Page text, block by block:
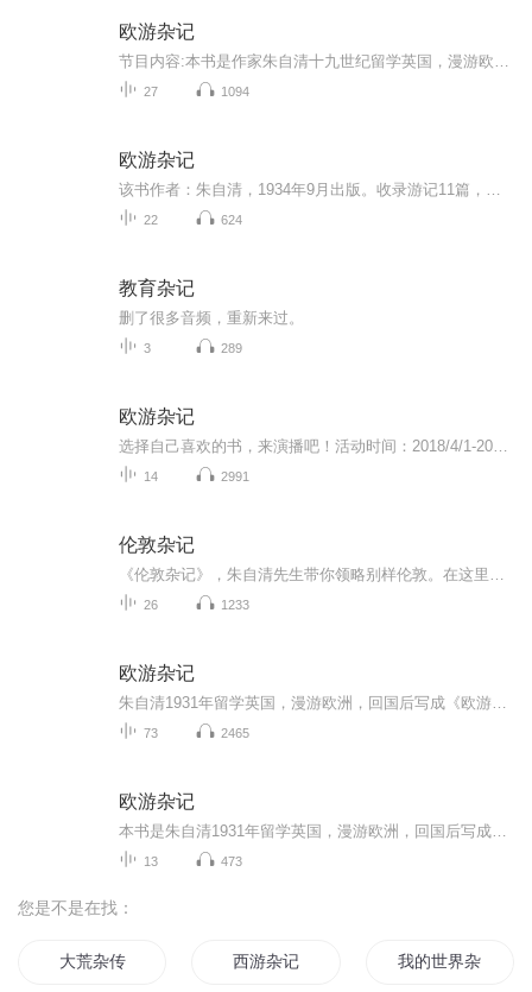
欧游杂记
27 1094
欧游杂记
22 624
教育杂记
删了很多音频，重新来过。
3 289
欧游杂记
14 2991
伦敦杂记
26 1233
欧游杂记
73 2465
欧游杂记
13 473
您是不是在找：
大荒杂传 西游杂记 我的世界杂记